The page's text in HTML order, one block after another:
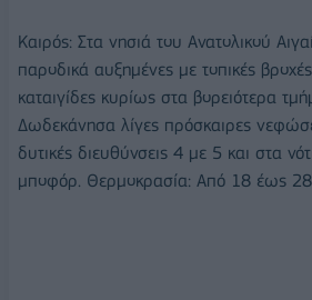
Καιρός: Στα νησιά του Ανατολικού
παροδικά αυξημένες με τοπικές
καταιγίδες κυρίως στα βορειότερα
Δωδεκάνησα λίγες πρόσκαιρες
δυτικές διευθύνσεις 4 με 5 και στα
μποφόρ. Θερμοκρασία: Από 18 έως